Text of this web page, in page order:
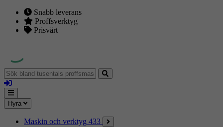
Snabb leverans
Proffsverktyg
Prisvärt
Sök
bland
tusentals
proffsmaskiner
Logga
in
Mina
sidor
Meny
Hyra
Maskin och verktyg 433